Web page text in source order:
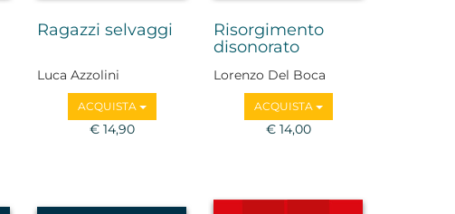
Ragazzi selvaggi
Luca Azzolini
ACQUISTA
€ 14,90
Risorgimento
disonorato
Lorenzo Del Boca
ACQUISTA
€ 14,00